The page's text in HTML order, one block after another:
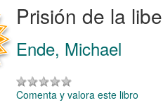
Prisión de la
Ende, Michael
Comenta y valora este libro